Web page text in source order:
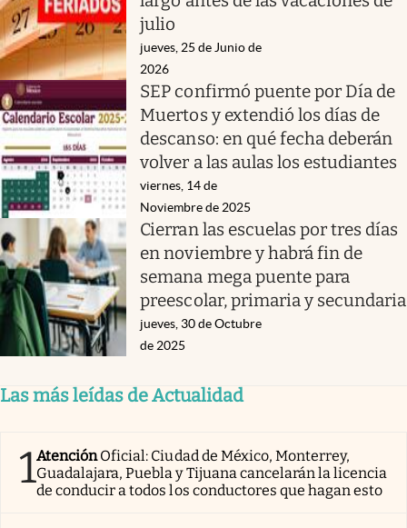
julio
jueves, 25 de Junio de
2026
SEP confirmó puente por Día de
Muertos y extendió los días de
descanso: en qué fecha deberán
volver a las aulas los estudiantes
viernes, 14 de
Noviembre de 2025
Cierran las escuelas por tres días
en noviembre y habrá fin de
semana mega puente para
preescolar, primaria y secundaria
jueves, 30 de Octubre
de 2025
Las más leídas de Actualidad
1AtenciónOficial: Ciudad de México, Monterrey,
Guadalajara, Puebla y Tijuana cancelarán la licencia
de conducir a todos los conductores que hagan esto